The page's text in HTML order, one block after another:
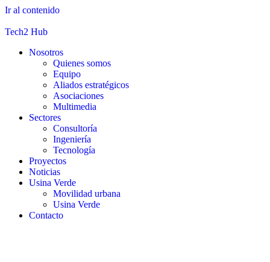
Ir al contenido
Tech2 Hub
Nosotros
Quienes somos
Equipo
Aliados estratégicos
Asociaciones
Multimedia
Sectores
Consultoría
Ingeniería
Tecnología
Proyectos
Noticias
Usina Verde
Movilidad urbana
Usina Verde
Contacto